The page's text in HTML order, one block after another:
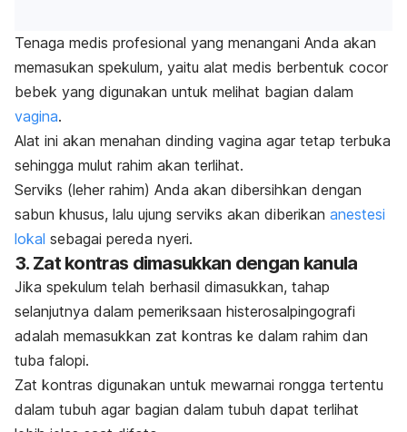
Tenaga medis profesional yang menangani Anda akan
memasukan spekulum, yaitu alat medis berbentuk cocor
bebek yang digunakan untuk melihat bagian dalam
vagina.
Alat ini akan menahan dinding vagina agar tetap terbuka
sehingga mulut rahim akan terlihat.
Serviks (leher rahim) Anda akan dibersihkan dengan
sabun khusus, lalu ujung serviks akan diberikan anestesi
lokal sebagai pereda nyeri.
3. Zat kontras dimasukkan dengan kanula
Jika spekulum telah berhasil dimasukkan, tahap
selanjutnya dalam pemeriksaan histerosalpingografi
adalah memasukkan zat kontras ke dalam rahim dan
tuba falopi.
Zat kontras digunakan untuk mewarnai rongga tertentu
dalam tubuh agar bagian dalam tubuh dapat terlihat